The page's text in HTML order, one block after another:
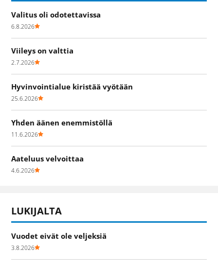
Valitus oli odotettavissa
6.8.2026
Viileys on valttia
2.7.2026
Hyvinvointialue kiristää vyötään
25.6.2026
Yhden äänen enemmistöllä
11.6.2026
Aateluus velvoittaa
4.6.2026
LUKIJALTA
Vuodet eivät ole veljeksiä
3.8.2026